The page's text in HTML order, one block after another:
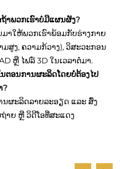
າພວກເຮົາບໍ່ມີແຜນຜັງ?
ມາໃຫ້ພວກເຮົາພ້ອມກັບຮ່າງກາຍ
ສູງ, ຄວາມກ້ວາງ), ວິສະວະກອນ
ຫຼື ໄຟລ໌ 3D ໃນເວລາຕໍ່ມາ.
ຕອນການຜະລິດໂດຍບໍ່ຕ້ອງໄປ
?
ຜະລິດລາຍລະອຽດ ແລະ ສົ່ງ
າຍ ຫຼື ວິດີໂອທີ່ສະແດງ